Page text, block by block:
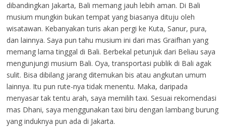
dibandingkan Jakarta, Bali memang jauh lebih aman. Di Bali
musium mungkin bukan tempat yang biasanya dituju oleh
wisatawan. Kebanyakan turis akan pergi ke Kuta, Sanur, pura,
dan lainnya. Saya pun tahu musium ini dari mas Graifhan yang
memang lama tinggal di Bali. Berbekal petunjuk dari Beliau saya
mengunjungi musium Bali. Oya, transportasi publik di Bali agak
sulit. Bisa dibilang jarang ditemukan bis atau angkutan umum
lainnya. Itu pun rute-nya tidak menentu. Maka, daripada
menyasar tak tentu arah, saya memilih taxi. Sesuai rekomendasi
mas Dhani, saya menggunakan taxi biru dengan lambang burung
yang induknya pun ada di Jakarta.